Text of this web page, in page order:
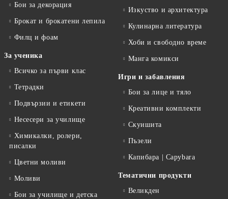
Бои за декорация
Брокат и брокатени лепила
Филц и фоам
За ученика
Всичко за първи клас
Тетрадки
Подвързии и етикети
Несесери за училище
Химикалки, ролери,
писалки
Цветни моливи
Моливи
Бои за училище и детска
Изкуство и архитектура
Кулинарна литература
Хоби и свободно време
Манга комикси
Игри и забавления
Бои за лице и тяло
Креативни комплекти
Скуишита
Пъзели
Капибара | Capybara
Тематични продукти
Великден